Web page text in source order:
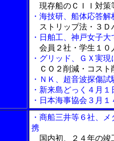
現存船のＣＩＩ対策
・海技研、船体応答
ストリップ法・３Ｄ
・日舶工、神戸女子
会員２社・学生１０
・グリッド、ＧＸ実
ＣＯ２削減・コスト
・ＮＫ、超音波探傷
・新来島どっく４月１
・日本海事協会３月
・商船三井等６社、
携
国内初、２４年の竣